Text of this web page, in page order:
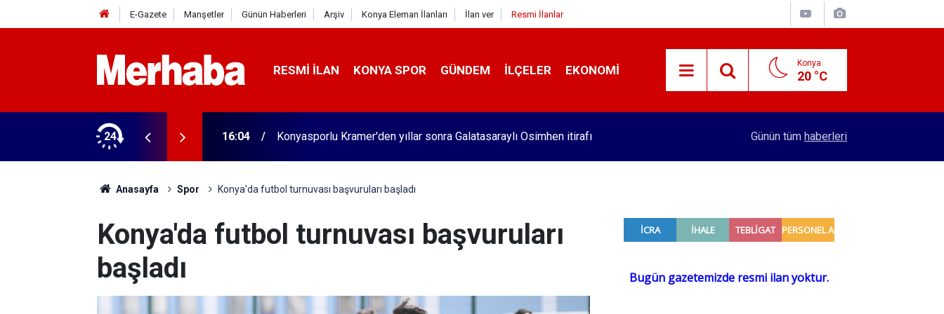
E-Gazete Manşetler Günün Haberleri Arşiv Konya Eleman İlanları İlan ver Resmi İlanlar
RESMI İLAN KONYA SPOR GÜNDEM İLÇELER EKONOMI Konya
20 °C
24
313 beygir motoru var 16:04 Konyasporlu Kramer'den yıllar sonra Galatasaraylı Osimhen itirafı Merkez Bankası rezervleri açıklandı
Günün tüm haberleri
Anasayfa Spor Konya'da futbol turnuvası başvuruları başladı
Konya'da futbol turnuvası başvuruları
başladı